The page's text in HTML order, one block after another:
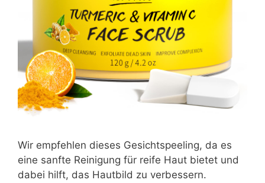
Wir empfehlen dieses Gesichtspeeling, da es
eine sanfte Reinigung für reife Haut bietet und
dabei hilft, das Hautbild zu verbessern.